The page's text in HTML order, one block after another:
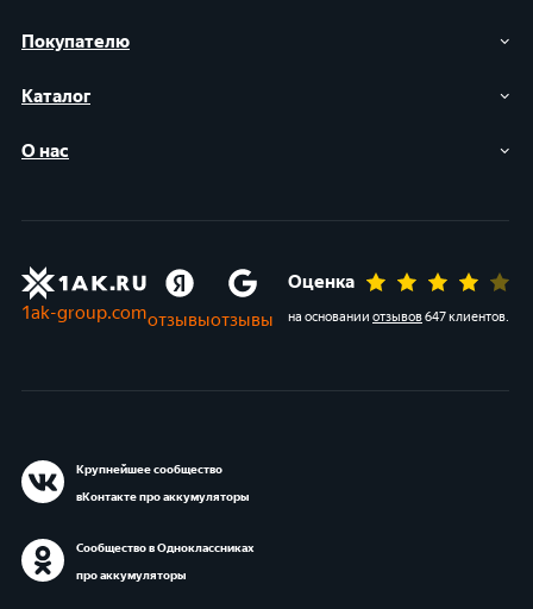
Покупателю
Каталог
О нас
1ak-group.comотзывыотзывы
Оценка
на основании отзывов647 клиентов.
Крупнейшее сообщество
вКонтакте про аккумуляторы
Сообщество в Одноклассниках
про аккумуляторы